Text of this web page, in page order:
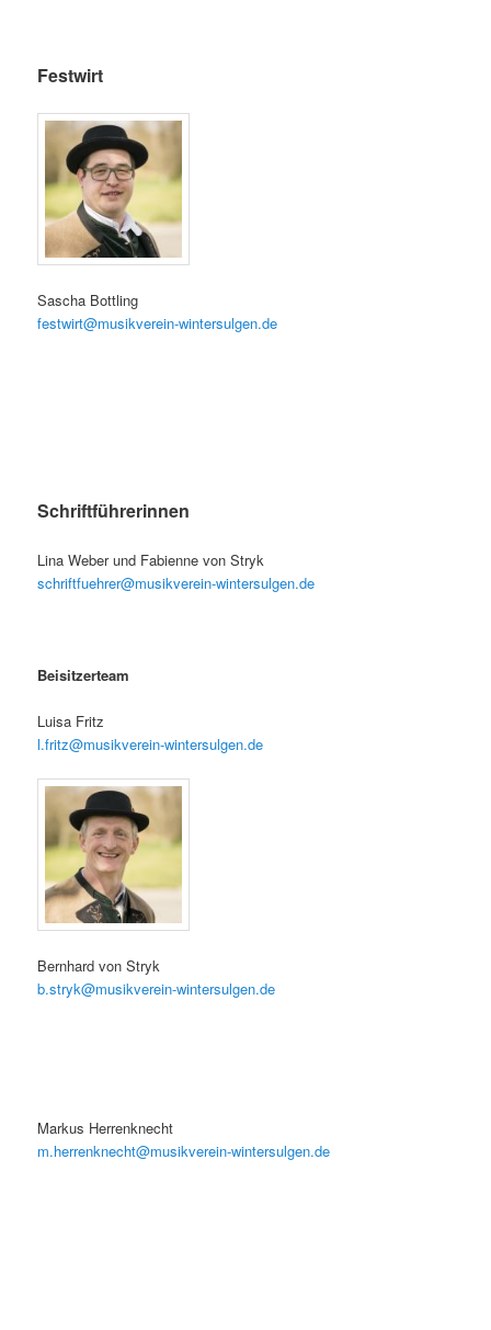
Festwirt
Sascha Bottling
festwirt@musikverein-wintersulgen.de
Schriftführerinnen
Lina Weber und Fabienne von Stryk
schriftfuehrer@musikverein-wintersulgen.de
Beisitzerteam
Luisa Fritz
l.fritz@musikverein-wintersulgen.de
Bernhard von Stryk
b.stryk@musikverein-wintersulgen.de
Markus Herrenknecht
m.herrenknecht@musikverein-wintersulgen.de